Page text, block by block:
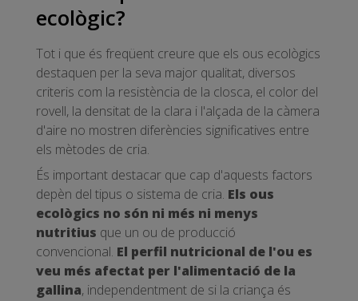
ecològic?
Tot i que és freqüent creure que els ous ecològics
destaquen per la seva major qualitat, diversos
criteris com la resistència de la closca, el color del
rovell, la densitat de la clara i l'alçada de la càmera
d'aire no mostren diferències significatives entre
els mètodes de cria.
És important destacar que cap d'aquests factors
depèn del tipus o sistema de cria. Els ous
ecològics no són ni més ni menys
nutritius que un ou de producció
convencional. El perfil nutricional de l'ou es
veu més afectat per l'alimentació de la
gallina, independentment de si la criança és